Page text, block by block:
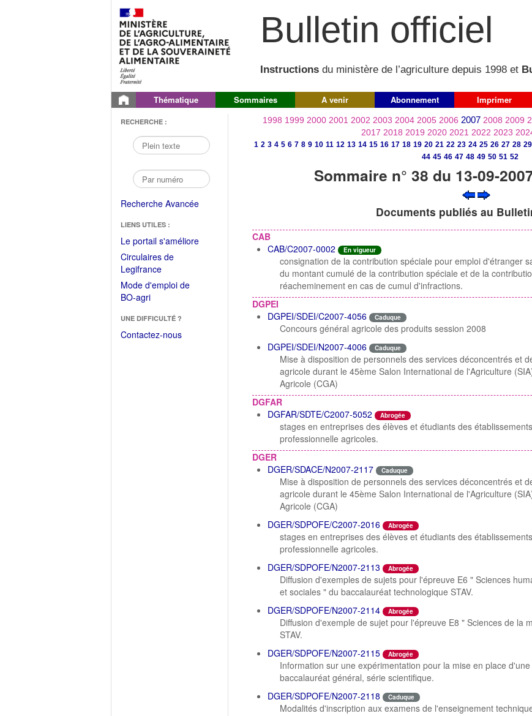
Bulletin officiel
Instructions du ministère de l’agriculture depuis 1998 et
Thématique Sommaires A venir Abonnement Imprimer
RECHERCHE :
Recherche Avancée
LIENS UTILES :
Le portail s'améliore(Fichier
Circulaires de
Legifrance(Ouvrir
dans
une
fenêtre)
Mode d'emploi de
BO-agri(Ouvrir
une
nouvelle
UNE DIFFICULTÉ ?
Contactez-nous
1998 1999 2000 2001 2002 2003 2004 2005 2006 2007 2008 2009
2017 2018 2019 2020 2021 2022 2023
1 2 3 4 5 6 7 8 9 10 11 12 13 14 15 16 17 18 19 20 21 22 23 24 25 26 27 28 29
44 45 46 47 48 49 50 51 52
Sommaire n° 38 du 13-09-
Documents publiés au
CAB
CAB/C2007-0002
En vigueur
consignation de la contribution spéciale pour emploi d'étranger
du montant cumulé de la contribution spéciale et de la
réacheminement en cas de cumul d'infractions.
DGPEI
DGPEI/SDEI/C2007-4056
Caduque
Concours général agricole des produits session 2008
DGPEI/SDEI/N2007-4006
Caduque
Mise à disposition de personnels des services déconcentrés et
agricole durant le 45ème Salon International de l'Agriculture
Agricole (CGA)
DGFAR
DGFAR/SDTE/C2007-5052
Abrogée
stages en entreprises des élèves et étudiants des
professionnelle agricoles.
DGER
DGER/SDACE/N2007-2117
Caduque
Mise à disposition de personnels des services déconcentrés et
agricole durant le 45ème Salon International de l'Agriculture
Agricole (CGA)
DGER/SDPOFE/C2007-2016
Abrogée
stages en entreprises des élèves et étudiants des
professionnelle agricoles.
DGER/SDPOFE/N2007-2113
Abrogée
Diffusion d'exemples de sujets pour l'épreuve E6 " Sciences
et sociales " du baccalauréat technologique STAV.
DGER/SDPOFE/N2007-2114
Abrogée
Diffusion d'exemple de sujet pour l'épreuve E8 " Sciences de la
STAV.
DGER/SDPOFE/N2007-2115
Abrogée
Information sur une expérimentation pour la mise en place
baccalauréat général, série scientifique.
DGER/SDPOFE/N2007-2118
Caduque
Modalités d'inscription aux examens de l'enseignement